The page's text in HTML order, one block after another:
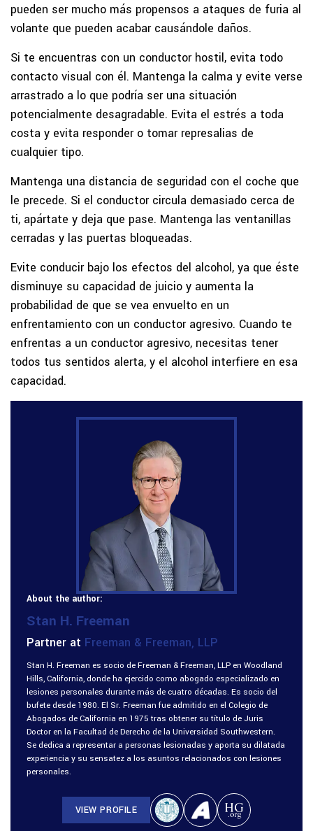
pueden ser mucho más propensos a ataques de furia al
volante que pueden acabar causándole daños.
Si te encuentras con un conductor hostil, evita todo
contacto visual con él. Mantenga la calma y evite verse
arrastrado a lo que podría ser una situación
potencialmente desagradable. Evita el estrés a toda
costa y evita responder o tomar represalias de
cualquier tipo.
Mantenga una distancia de seguridad con el coche que
le precede. Si el conductor circula demasiado cerca de
ti, apártate y deja que pase. Mantenga las ventanillas
cerradas y las puertas bloqueadas.
Evite conducir bajo los efectos del alcohol, ya que éste
disminuye su capacidad de juicio y aumenta la
probabilidad de que se vea envuelto en un
enfrentamiento con un conductor agresivo. Cuando te
enfrentas a un conductor agresivo, necesitas tener
todos tus sentidos alerta, y el alcohol interfiere en esa
capacidad.
About the author:
Stan H. Freeman
Partner at Freeman & Freeman, LLP
Stan H. Freeman es socio de Freeman & Freeman, LLP en Woodland
Hills, California, donde ha ejercido como abogado especializado en
lesiones personales durante más de cuatro décadas. Es socio del
bufete desde 1980. El Sr. Freeman fue admitido en el Colegio de
Abogados de California en 1975 tras obtener su título de Juris
Doctor en la Facultad de Derecho de la Universidad Southwestern.
Se dedica a representar a personas lesionadas y aporta su dilatada
experiencia y su sensatez a los asuntos relacionados con lesiones
personales.
VIEW PROFILE